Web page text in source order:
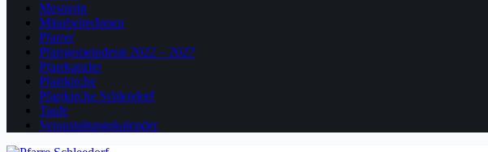
Mesnerin
MitarbeiterInnen
Pfarrer
Pfarrgemeinderat 2022 – 2027
Pfarrkanzlei
Pfarrkirche
Pfarrkirche Schleedorf
Taufe
Veranstaltungskalender